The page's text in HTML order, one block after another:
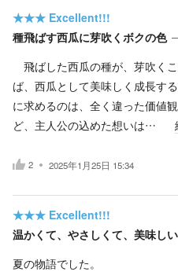
★★★ Excellent!!!
種飛ばす西瓜に芽吹くボクの色
飛ばした西瓜の種が、芽吹く
ば、西瓜として美味しく成長す
に求めるのは、全く違った価値
ど、主人公の込めた想いは…
2 2025年1月25日 15:34
★★★ Excellent!!!
温かくて、やさしくて、美味しい
夏の物語でした。